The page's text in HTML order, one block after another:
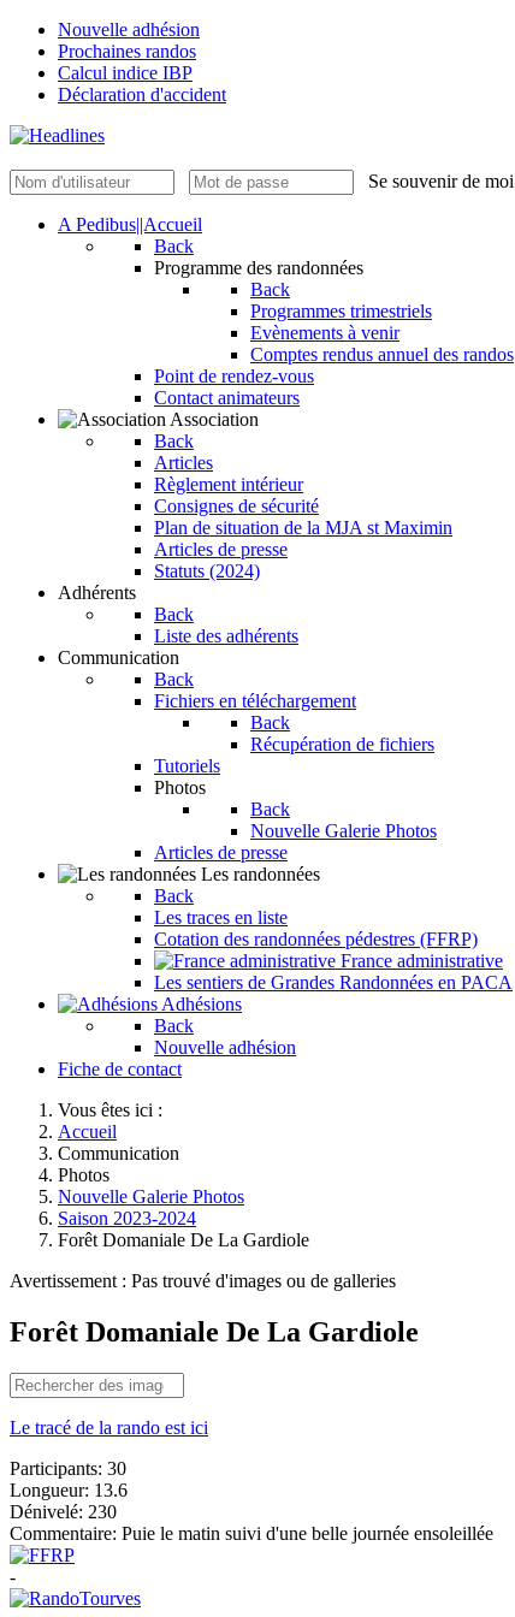
Nouvelle adhésion
Prochaines randos
Calcul indice IBP
Déclaration d'accident
Se souvenir de moi
A Pedibus||Accueil
Back
Programme des randonnées
Back
Programmes trimestriels
Evènements à venir
Comptes rendus annuel des randos
Point de rendez-vous
Contact animateurs
Association
Back
Articles
Règlement intérieur
Consignes de sécurité
Plan de situation de la MJA st Maximin
Articles de presse
Statuts (2024)
Adhérents
Back
Liste des adhérents
Communication
Back
Fichiers en téléchargement
Back
Récupération de fichiers
Tutoriels
Photos
Back
Nouvelle Galerie Photos
Articles de presse
Les randonnées
Back
Les traces en liste
Cotation des randonnées pédestres (FFRP)
France administrative
Les sentiers de Grandes Randonnées en PACA
Adhésions
Back
Nouvelle adhésion
Fiche de contact
Vous êtes ici :
Accueil
Communication
Photos
Nouvelle Galerie Photos
Saison 2023-2024
Forêt Domaniale De La Gardiole
Avertissement : Pas trouvé d'images ou de galleries
Forêt Domaniale De La Gardiole
Le tracé de la rando est ici
Participants: 30
Longueur: 13.6
Dénivelé: 230
Commentaire: Puie le matin suivi d'une belle journée ensoleillée
-